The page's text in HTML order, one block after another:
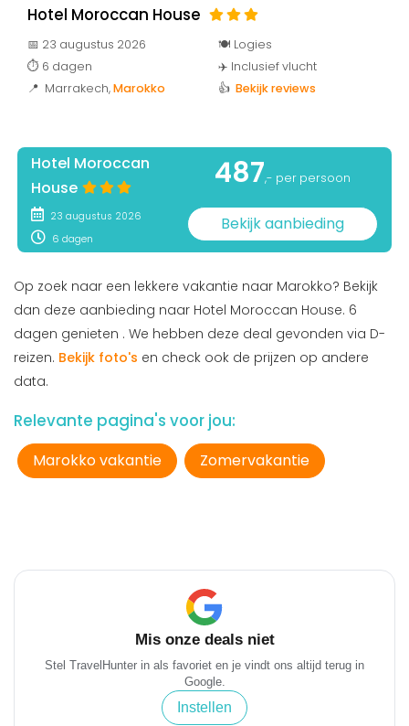
Hotel Moroccan House
📅 23 augustus 2026
⏱️ 6 dagen
📍 Marrakech,Marokko
🍽️ Logies
✈️ Inclusief vlucht
👍 Bekijk reviews
Hotel Moroccan
House
23 augustus 2026
6 dagen
487,- per persoon
Bekijk aanbieding
Op zoek naar een lekkere vakantie naar Marokko? Bekijk
dan deze aanbieding naar Hotel Moroccan House. 6
dagen genieten . We hebben deze deal gevonden via D-
reizen. Bekijk foto's en check ook de prijzen op andere
data.
Relevante pagina's voor jou:
Marokko vakantie Zomervakantie
Mis onze deals niet
Stel TravelHunter in als favoriet en je vindt ons altijd terug in
Google.
Instellen